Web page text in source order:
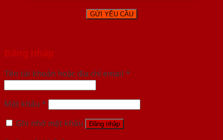
Đăng nhập
Tên tài khoản hoặc địa chỉ email *
Mật khẩu *
Ghi nhớ mật khẩu
Đăng nhập